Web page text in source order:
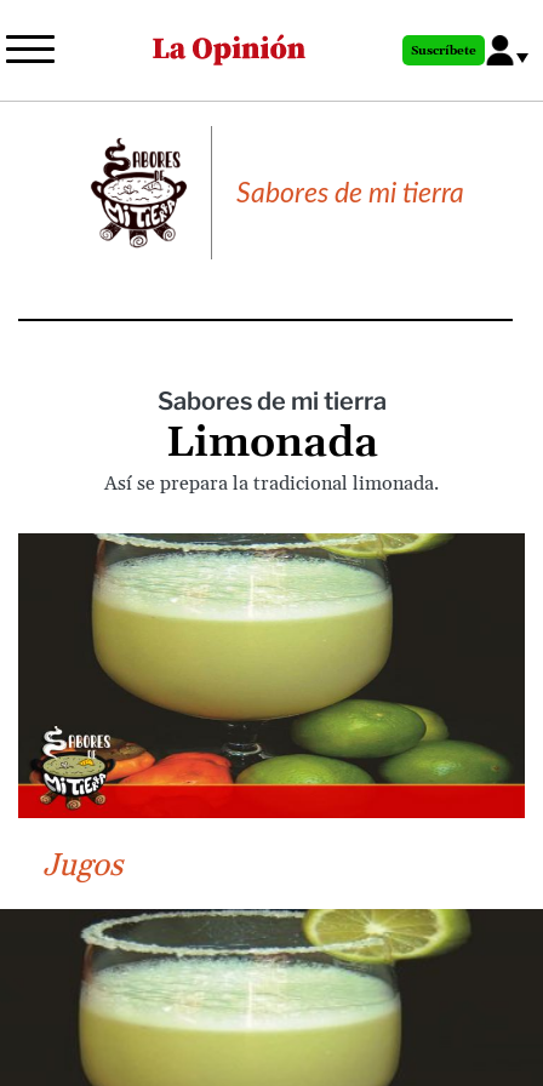
al
principal
Suscríbete
Sabores de mi tierra
Sabores de mi tierra
Limonada
Así se prepara la tradicional limonada.
Jugos